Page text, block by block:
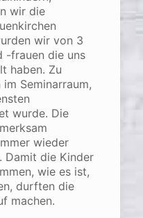
wir die
wir von 3
-frauen die uns
haben. Zu
Seminarraum,
wurde. Die
wieder
Damit die Kinder
wie es ist,
durften die
machen.